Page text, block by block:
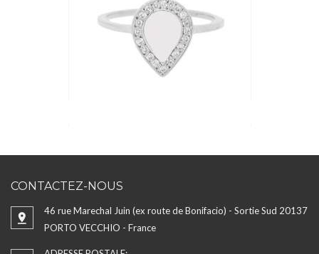
CONTACTEZ-NOUS
46 rue Marechal Juin (ex route de Bonifacio) - Sortie Sud 20137
PORTO VECCHIO - France